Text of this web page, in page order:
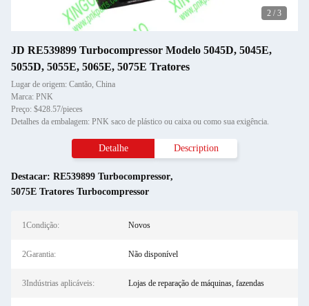
2 / 3
JD RE539899 Turbocompressor Modelo 5045D, 5045E,
5055D, 5055E, 5065E, 5075E Tratores
Lugar de origem: Cantão, China
Marca: PNK
Preço: $428.57/pieces
Detalhes da embalagem: PNK saco de plástico ou caixa ou como sua exigência.
Detalhe Description
Destacar: RE539899 Turbocompressor,
5075E Tratores Turbocompressor
1Condição: Novos
2Garantia: Não disponível
3Indústrias aplicáveis: Lojas de reparação de máquinas, fazendas